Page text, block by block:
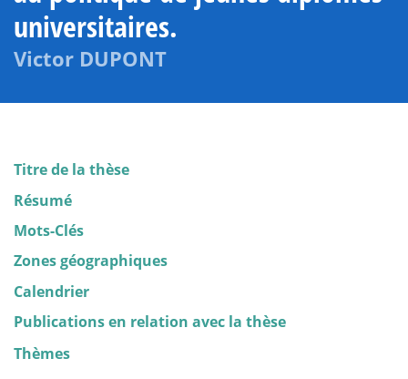
universitaires.
Victor DUPONT
Titre de la thèse
Résumé
Mots-Clés
Zones géographiques
Calendrier
Publications en relation avec la thèse
Thèmes